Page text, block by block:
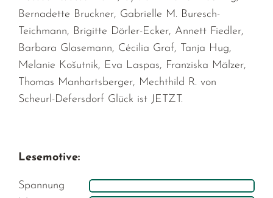
Bernadette Bruckner, Gabrielle M. Buresch-
Teichmann, Brigitte Dörler-Ecker, Annett Fiedler,
Barbara Glasemann, Cécilia Graf, Tanja Hug,
Melanie Košutnik, Eva Laspas, Franziska Mälzer,
Thomas Manhartsberger, Mechthild R. von
Scheurl-Defersdorf Glück ist JETZT.
Lesemotive:
Spannung